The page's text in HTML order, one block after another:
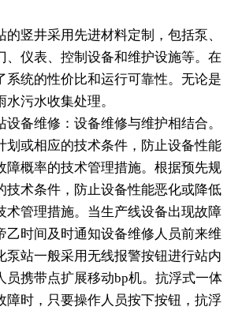
竖井采用先进材料定制，包括泵、
、仪表、控制设备和维护设施等。在
系统的性价比和运行可靠性。无论是
污水收集处理。
备维修：设备维修与维护相结合。
划或相应的技术条件，防止设备性能
障概率的技术管理措施。根据预先规
技术条件，防止设备性能恶化或降低
术管理措施。当生产线设备出现故障
乙时间及时通知设备维修人员前来维
泵站一般采用无线报警按钮进行站内
员携带点扩展移动bp机。抗浮式一体
障时，只要操作人员按下按钮，抗浮